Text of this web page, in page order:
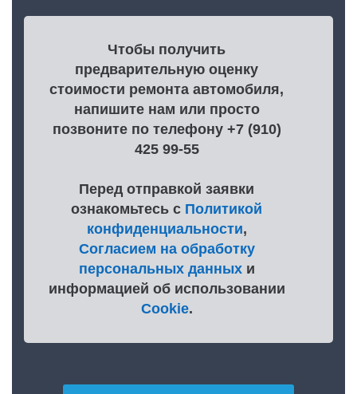
Чтобы получить
предварительную оценку
стоимости ремонта автомобиля,
напишите нам или просто
позвоните по телефону +7 (910)
425 99-55
Перед отправкой заявки
ознакомьтесь с Политикой
конфиденциальности,
Согласием на обработку
персональных данныхи
информацией об использовании
Cookie.